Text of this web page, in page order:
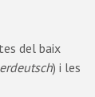
del baix
) i les